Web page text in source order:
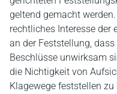
geltend gemacht
rechtliches Interesse
an der Feststellung,
Beschlüsse unwirksam
die Nichtigkeit von
Klagewege feststellen